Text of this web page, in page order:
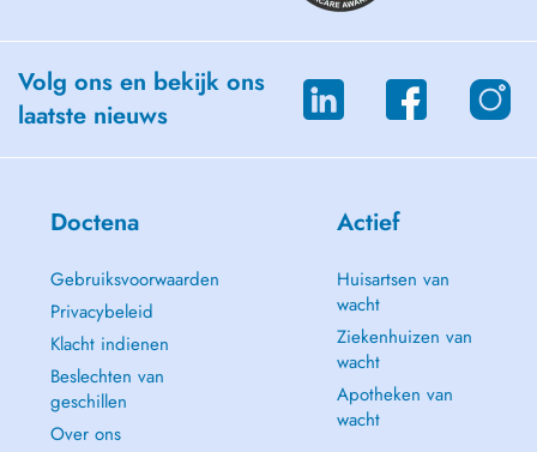
Volg ons en bekijk ons
laatste nieuws
Doctena
Gebruiksvoorwaarden
Privacybeleid
Klacht indienen
Beslechten van
geschillen
Over ons
Actief
Huisartsen van
wacht
Ziekenhuizen van
wacht
Apotheken van
wacht